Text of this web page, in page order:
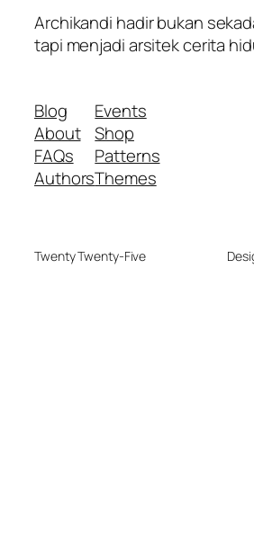
Archikandi hadir bukan
tapi menjadi arsitek cerita
Blog
About
FAQs
Authors
Events
Shop
Patterns
Themes
Twenty Twenty-Five